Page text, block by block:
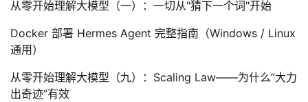
从零开始理解大模型（一）：一切从"猜下一个词"开始
Docker 部署 Hermes Agent 完整指南（Windows / Linux
通用）
从零开始理解大模型（九）：Scaling Law——为什么”大力
出奇迹”有效